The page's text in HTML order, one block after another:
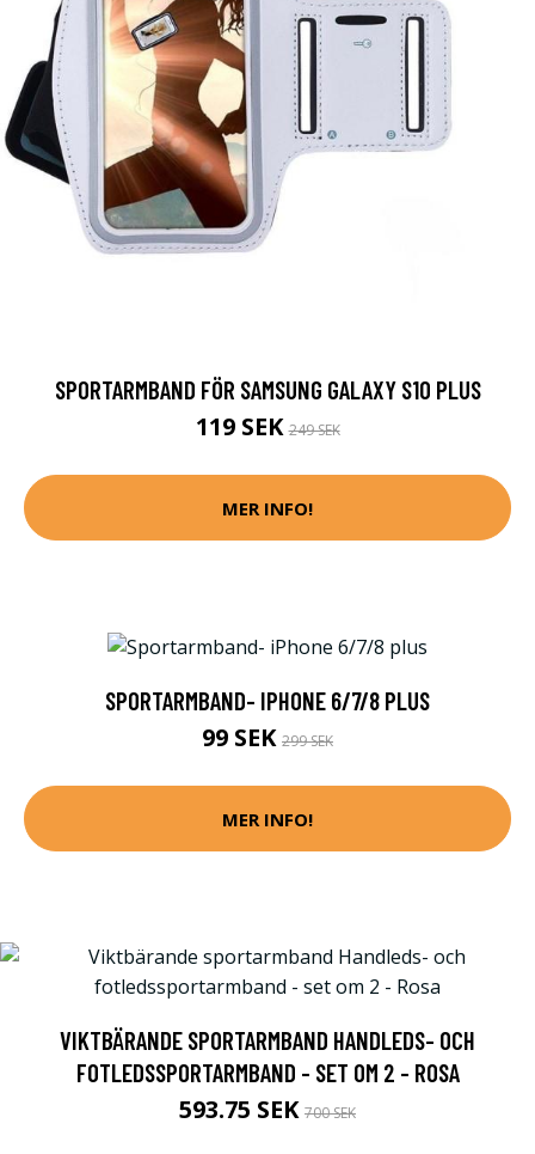
SPORTARMBAND FÖR SAMSUNG GALAXY S10 PLUS
119 SEK249 SEK
MER INFO!
SPORTARMBAND- IPHONE 6/7/8 PLUS
99 SEK 299 SEK
MER INFO!
VIKTBÄRANDE SPORTARMBAND HANDLEDS- OCH
FOTLEDSSPORTARMBAND - SET OM 2 - ROSA
593.75 SEK 700 SEK